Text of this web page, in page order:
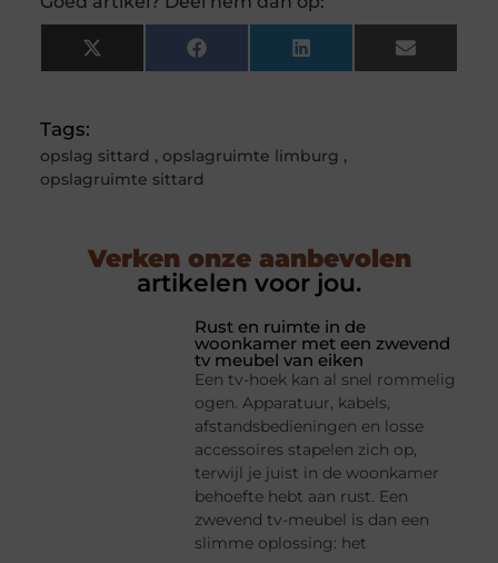
X
(Twitter)
Facebook LinkedIn Email
Tags:
opslag sittard , opslagruimte limburg ,
opslagruimte sittard
Verken onze aanbevolen
artikelen voor jou.
Rust en ruimte in de
woonkamer met een zwevend
tv meubel van eiken
Een tv-hoek kan al snel rommelig
ogen. Apparatuur, kabels,
afstandsbedieningen en losse
accessoires stapelen zich op,
terwijl je juist in de woonkamer
behoefte hebt aan rust. Een
zwevend tv-meubel is dan een
slimme oplossing: het